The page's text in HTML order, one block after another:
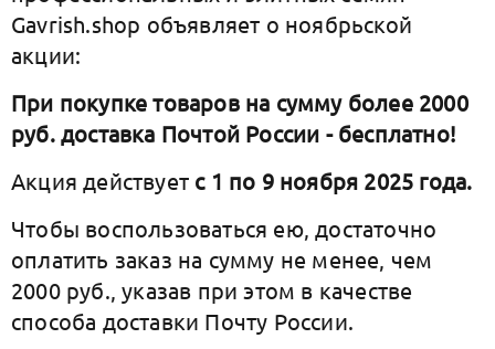
Gavrish.shop объявляет о ноябрьской
акции:
При покупке товаров на сумму более 2000
руб. доставка Почтой России - бесплатно!
Акция действует с 1 по 9 ноября 2025 года.
Чтобы воспользоваться ею, достаточно
оплатить заказ на сумму не менее, чем
2000 руб., указав при этом в качестве
способа доставки Почту России.